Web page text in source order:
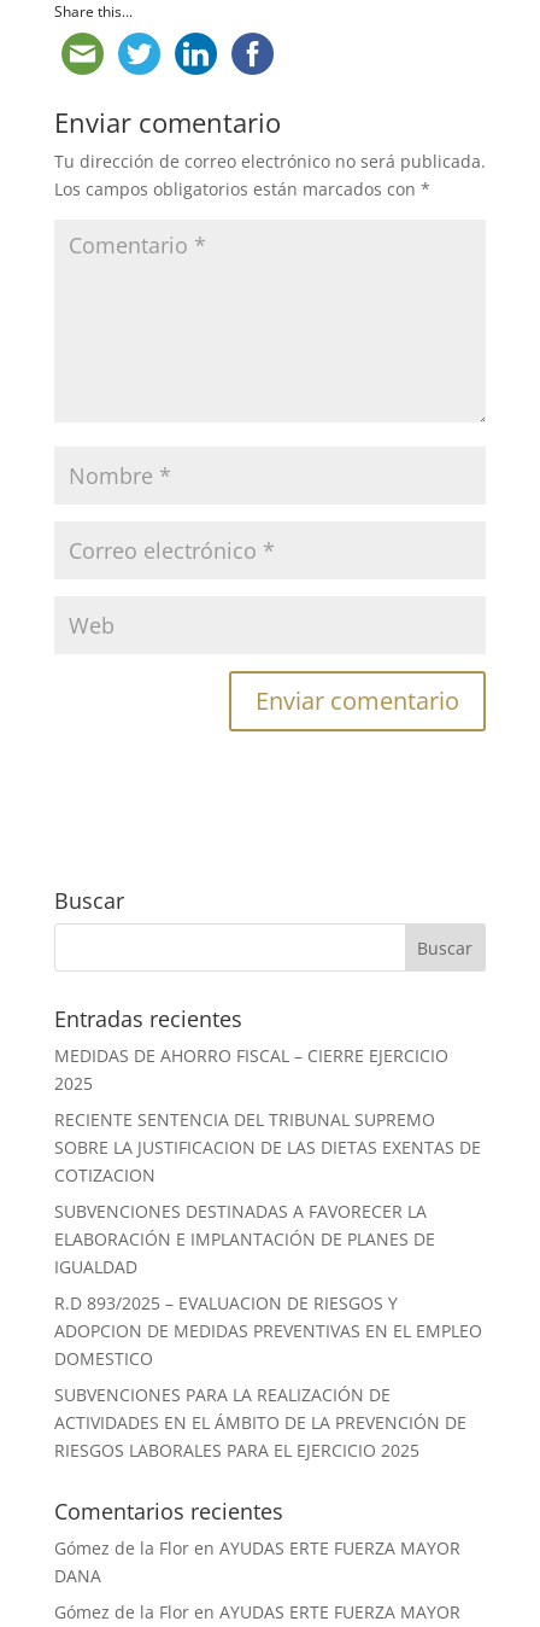
Share this...
Enviar comentario
Tu dirección de correo electrónico no será publicada.
Los campos obligatorios están marcados con *
Buscar
Entradas recientes
MEDIDAS DE AHORRO FISCAL – CIERRE EJERCICIO
2025
RECIENTE SENTENCIA DEL TRIBUNAL SUPREMO
SOBRE LA JUSTIFICACION DE LAS DIETAS EXENTAS DE
COTIZACION
SUBVENCIONES DESTINADAS A FAVORECER LA
ELABORACIÓN E IMPLANTACIÓN DE PLANES DE
IGUALDAD
R.D 893/2025 – EVALUACION DE RIESGOS Y
ADOPCION DE MEDIDAS PREVENTIVAS EN EL EMPLEO
DOMESTICO
SUBVENCIONES PARA LA REALIZACIÓN DE
ACTIVIDADES EN EL ÁMBITO DE LA PREVENCIÓN DE
RIESGOS LABORALES PARA EL EJERCICIO 2025
Comentarios recientes
Gómez de la Floren AYUDAS ERTE FUERZA MAYOR
DANA
Gómez de la Floren AYUDAS ERTE FUERZA MAYOR